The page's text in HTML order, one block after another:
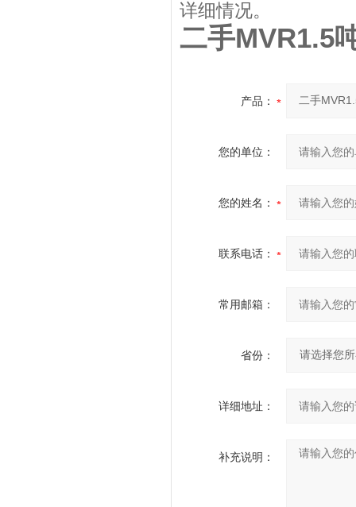
详细情况。
二手MVR1.5
产品：
您的单位：
您的姓名：
联系电话：
常用邮箱：
省份：
详细地址：
补充说明：